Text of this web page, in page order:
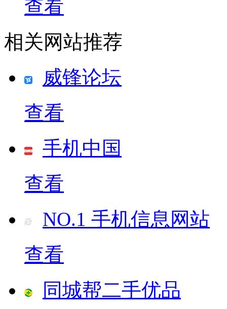
查看
相关网站推荐
威锋论坛
查看
手机中国
查看
NO.1 手机信息网站
查看
同城帮二手优品